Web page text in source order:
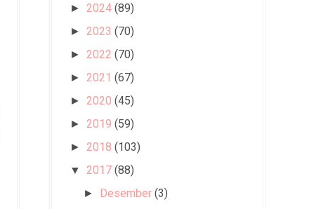
► 2024 (89)
► 2023 (70)
► 2022 (70)
► 2021 (67)
► 2020 (45)
► 2019 (59)
► 2018 (103)
▼ 2017 (88)
► Desember (3)